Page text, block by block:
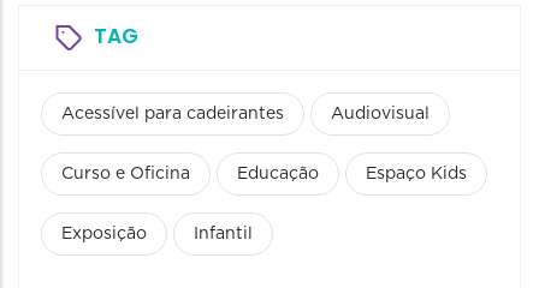
TAG
Acessível para cadeirantes Audiovisual
Curso e Oficina Educação Espaço Kids
Exposição Infantil